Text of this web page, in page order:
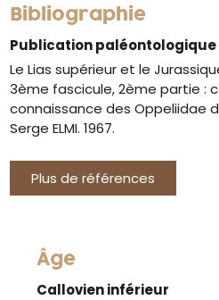
Bibliographie
Publication paléontologique
Le Lias supérieur et le
3ème fascicule, 2ème partie :
connaissance des Oppeliidae
Serge ELMI. 1967.
Plus de références
Âge
Callovien inférieur